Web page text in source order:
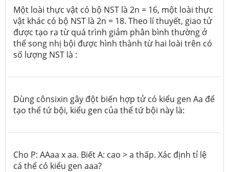
Một loài thực vật có bộ NST là 2n = 16, một loài thực
vật khác có bộ NST là 2n = 18. Theo lí thuyết, giao tử
được tạo ra từ quá trình giảm phân bình thường ở
thể song nhị bội được hình thành từ hai loài trên có
số lượng NST là :
Dùng cônsixin gây đột biến hợp tử có kiểu gen Aa để
tạo thể tứ bội, kiểu gen của thể tứ bội này là:
Cho P: AAaa x aa. Biết A: cao > a thấp. Xác định tỉ lệ
cá thể có kiểu gen aaa?